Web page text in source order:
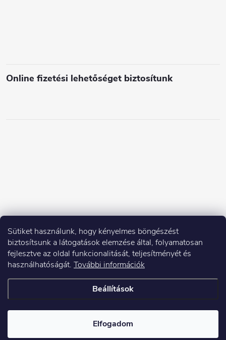
Sütiket használunk, hogy kényelmes böngészést
biztosítsunk a látogatások elemzése által, folyamatosan
fejlesztve az oldal funkcionalitását, teljesítményét és
használhatóságát. További információk
Beállítások
Elfogadom
Online fizetési lehetőséget biztosítunk
Shoptet készítette
Copyright 2026Elektroshock.hu. Minden jog fenntartva.